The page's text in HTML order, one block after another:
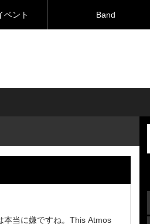
ント Band
本当に嫌ですね。This Atmos